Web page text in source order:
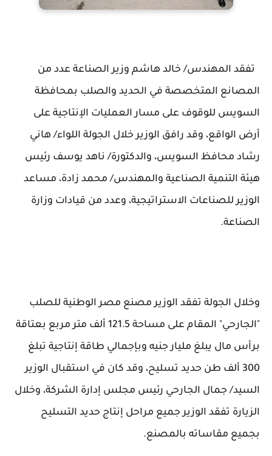
تفقد المهندس/ خالد هاشم وزير الصناعة عدد من
المصانع المتخصصة في الحديد والصلب بمحافظة
السويس للوقوف على مسار العمليات الإنتاجية على
أرض الواقع، وقد رافق الوزير خلال الجولة اللواء/ هاني
رشاد محافظ السويس، والدكتورة/ ناهد يوسف رئيس
هيئة التنمية الصناعية والمهندس/ محمد زادة، مساعد
الوزير للصناعات الاستراتيجية، وعدد من قيادات وزارة
الصناعة.
وخلال الجولة تفقد الوزير مصنع مصر الوطنية للصلب
"الجارحي" المقام على مساحة 121.5 ألف متر مربع بعتاقة
برأس مال يبلغ مليار جنيه وبإجمالي طاقة إنتاجية تبلغ
300 ألف طن حديد تسليح، وقد كان في استقبال الوزير
السيد/ جمال الجارحي رئيس مجلس إدارة الشركة، وخلال
الزيارة تفقد الوزير جميع مراحل إنتاج حديد التسليح
بجميع مقاساته بالمصنع.